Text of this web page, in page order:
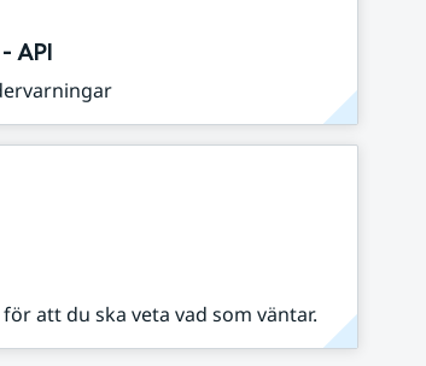
API
att du ska veta vad som väntar.